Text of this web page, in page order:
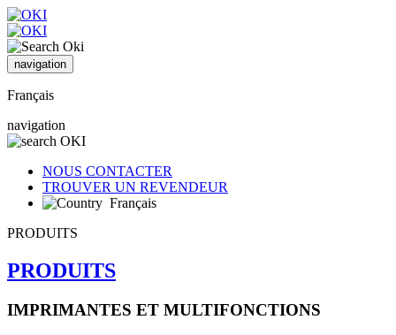
navigation
Français
navigation
NOUS CONTACTER
TROUVER UN REVENDEUR
Français
PRODUITS
PRODUITS
IMPRIMANTES ET MULTIFONCTIONS